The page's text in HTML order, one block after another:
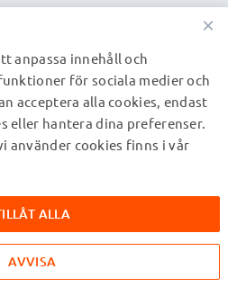
och exklusive fraktkostnader.
ägare och anges på våra
information om våra produkter.
×
anpassa innehåll och
för sociala medier och
acceptera alla cookies, endast
eller hantera dina preferenser.
använder cookies finns i vår
ALLA
AVVISA